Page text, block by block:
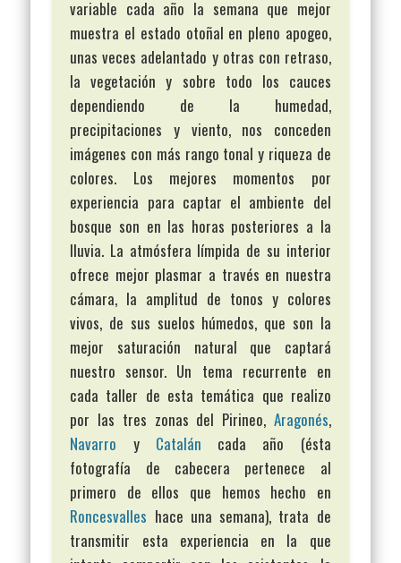
variable cada año la semana que mejor
muestra el estado otoñal en pleno apogeo,
unas veces adelantado y otras con retraso,
la vegetación y sobre todo los cauces
dependiendo de la humedad,
precipitaciones y viento, nos conceden
imágenes con más rango tonal y riqueza de
colores. Los mejores momentos por
experiencia para captar el ambiente del
bosque son en las horas posteriores a la
lluvia. La atmósfera límpida de su interior
ofrece mejor plasmar a través en nuestra
cámara, la amplitud de tonos y colores
vivos, de sus suelos húmedos, que son la
mejor saturación natural que captará
nuestro sensor. Un tema recurrente en
cada taller de esta temática que realizo
por las tres zonas del Pirineo, Aragonés,
Navarro y Catalán cada año (ésta
fotografía de cabecera pertenece al
primero de ellos que hemos hecho en
Roncesvalles hace una semana), trata de
transmitir esta experiencia en la que